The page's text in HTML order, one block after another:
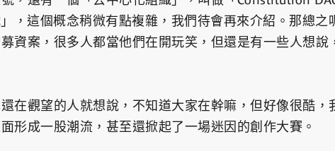
，這個概念稍微有點複雜，我們待會再來介紹。那總之
資案，很多人都當他們在開玩笑，但還是有一些人想說
在觀望的人就想說，不知道大家在幹嘛，但好像很酷，
形成一股潮流，甚至還掀起了一場迷因的創作大賽。